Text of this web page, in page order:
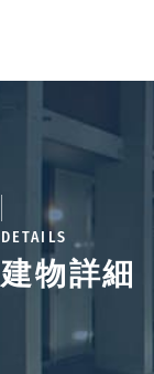
DETAILS
建物詳細